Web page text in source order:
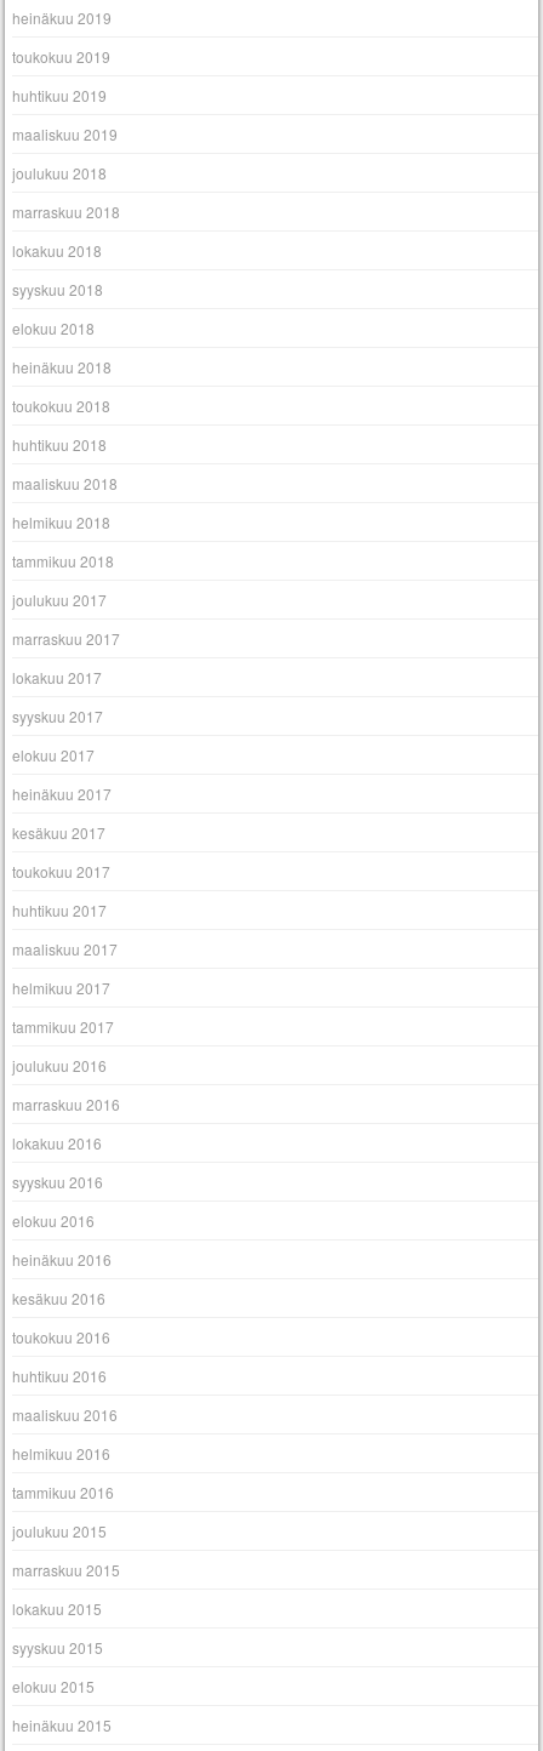
heinäkuu 2019
toukokuu 2019
huhtikuu 2019
maaliskuu 2019
joulukuu 2018
marraskuu 2018
lokakuu 2018
syyskuu 2018
elokuu 2018
heinäkuu 2018
toukokuu 2018
huhtikuu 2018
maaliskuu 2018
helmikuu 2018
tammikuu 2018
joulukuu 2017
marraskuu 2017
lokakuu 2017
syyskuu 2017
elokuu 2017
heinäkuu 2017
kesäkuu 2017
toukokuu 2017
huhtikuu 2017
maaliskuu 2017
helmikuu 2017
tammikuu 2017
joulukuu 2016
marraskuu 2016
lokakuu 2016
syyskuu 2016
elokuu 2016
heinäkuu 2016
kesäkuu 2016
toukokuu 2016
huhtikuu 2016
maaliskuu 2016
helmikuu 2016
tammikuu 2016
joulukuu 2015
marraskuu 2015
lokakuu 2015
syyskuu 2015
elokuu 2015
heinäkuu 2015